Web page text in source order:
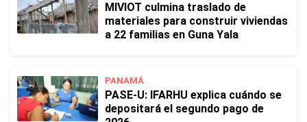
MIVIOT culmina traslado de
materiales para construir viviendas
a 22 familias en Guna Yala
PANAMÁ
PASE-U: IFARHU explica cuándo se
depositará el segundo pago de